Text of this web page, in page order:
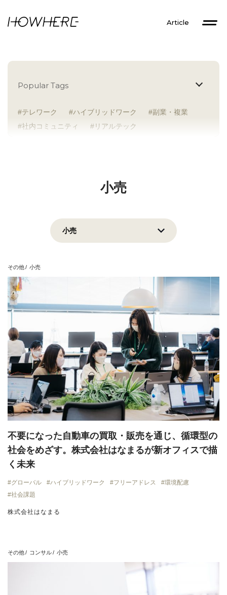
Article
Popular Tags
テレワーク ハイブリッドワーク
副業・複業
社内コミュニティ
リアルテック
ラボラトリー
チームプレー重視
個々が活躍
安定志向
View all
小売
その他 小売
不要になった自動車の買取・販売を通じ、循環型の
社会をめざす。株式会社はなまるが新オフィスで描
く未来
グローバル ハイブリッドワーク フリーアドレス
環境配慮
社会課題
株式会社はなまる
その他 コンサル 小売